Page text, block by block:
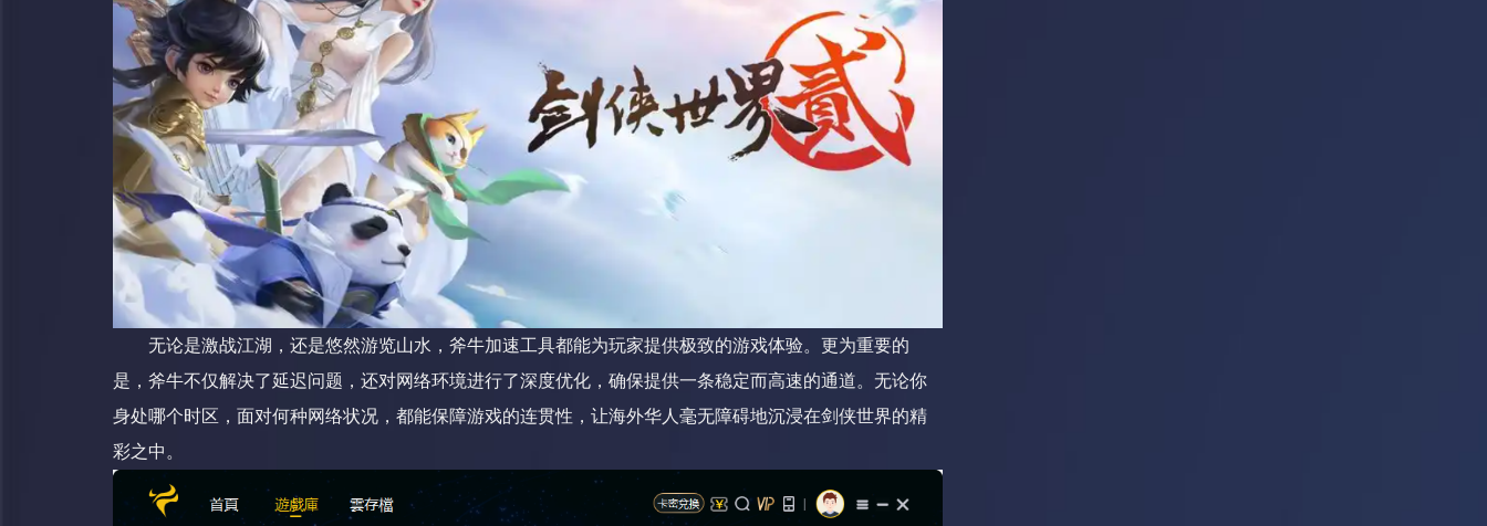
无论是激战江湖，还是悠然游览山水，斧牛加速工具都能为玩家提供极致的游戏体验。更为重要的
是，斧牛不仅解决了延迟问题，还对网络环境进行了深度优化，确保提供一条稳定而高速的通道。无论你
身处哪个时区，面对何种网络状况，都能保障游戏的连贯性，让海外华人毫无障碍地沉浸在剑侠世界的精
彩之中。